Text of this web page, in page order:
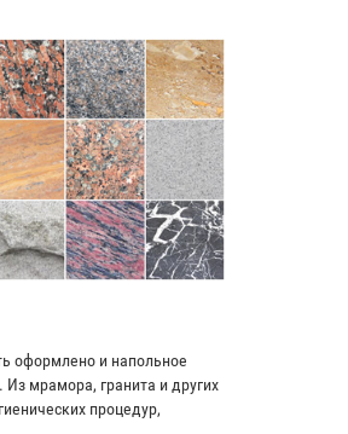
оформлено и напольное
мрамора, гранита и других
процедур,